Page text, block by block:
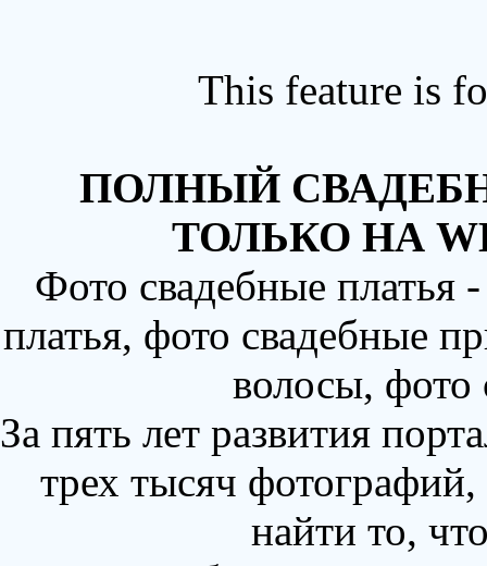
This feature is
ПОЛНЫЙ
ТОЛЬКО НА
Фото свадебные
платья, фото свадебные
волосы,
За пять лет развития
трех тысяч
найти то,